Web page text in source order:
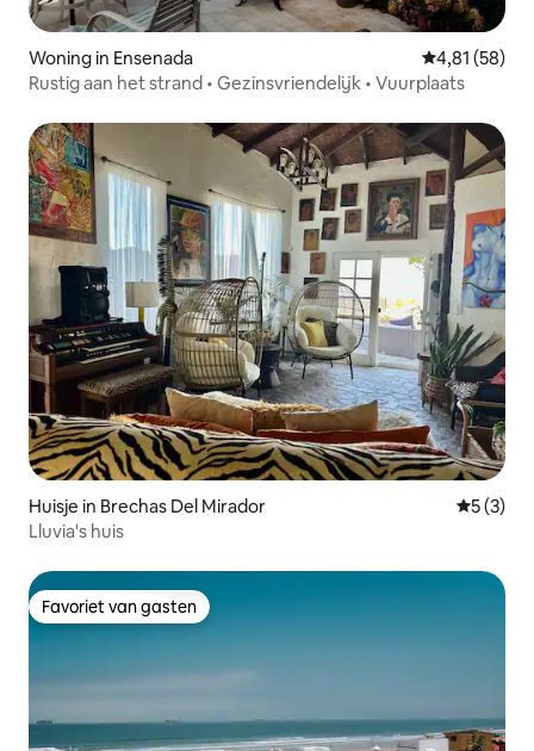
Woning in Ensenada Gemiddelde
4,81 (58)
Rustig aan het strand • Gezinsvriendelijk • Vuurplaats
Huisje in Brechas Del Mirador
5 (3)
Lluvia's huis
Favoriet van gasten
Favoriet van gasten